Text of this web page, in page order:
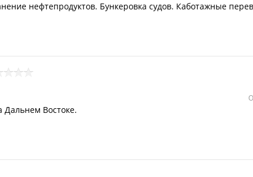
нефтепродуктов. Бункеровка судов. Каботажные
Дальнем Востоке.